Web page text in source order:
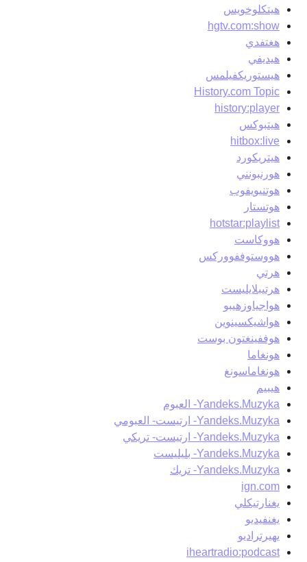
هيتكلوخويس
hgtv.com:show
هغتفدي
هيديفي
هيستوريكفيلمس
History.com Topic
history:player
هيتبوكس
hitbox:live
هيتريكورد
هورنبونني
هوتنيويفوب
هوتستار
hotstar:playlist
هووكاست
هووستوففووركس
هرتي
هرتيبلايليست
هواجياوزهيبو
هواشيكسينوين
هوففينغتون بوست
هونغاما
هونغاماسونغ
هيبيم
Yandeks.Muzyka- العبوم
Yandeks.Muzyka- ارتيست- العبومي
Yandeks.Muzyka- ارتيست- تريكي
Yandeks.Muzyka- بليليست
Yandeks.Muzyka- تريك
ign.com
يغنارتيكلي
يغنفيديو
يهيرتراديو
iheartradio:podcast